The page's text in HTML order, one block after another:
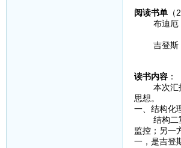
阅读书单（
布迪厄：
分》（
吉登斯：
与自
读书内容：
本次汇报
思想。
一、结构化
结构二重
监控；另一
一，是吉登